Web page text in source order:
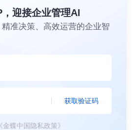
迎接企业管理AI
准决策、高效运营的企业智
获取验证码
《金蝶中国隐私政策》